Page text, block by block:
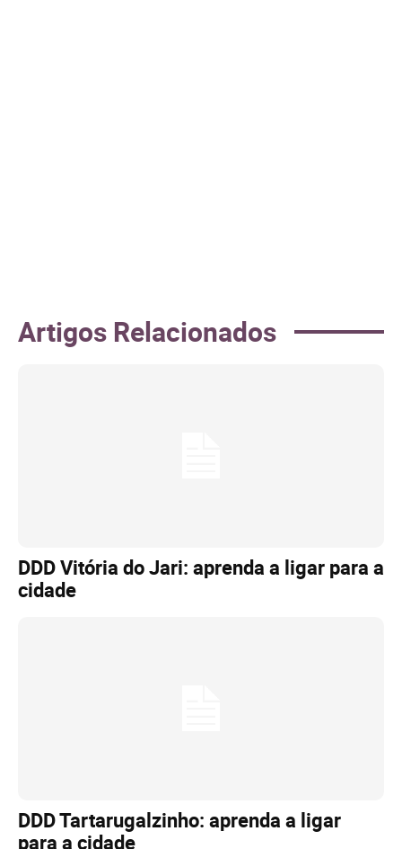
Artigos Relacionados
DDD Vitória do Jari: aprenda a ligar para a
cidade
DDD Tartarugalzinho: aprenda a ligar
para a cidade